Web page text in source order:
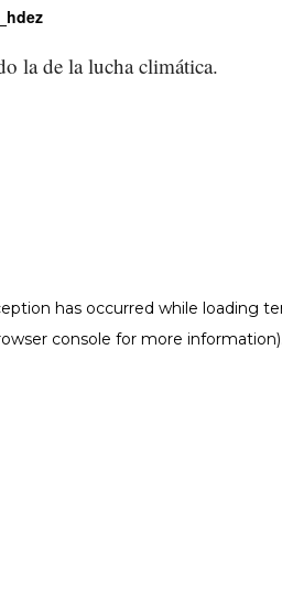
la de la lucha climática.